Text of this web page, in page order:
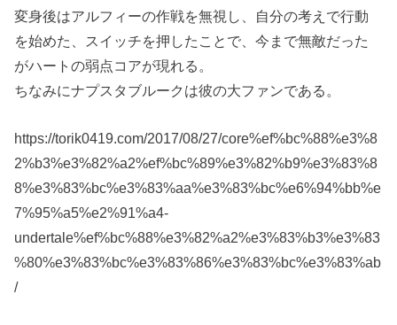
変身後はアルフィーの作戦を無視し、自分の考えで行動
を始めた、スイッチを押したことで、今まで無敵だった
がハートの弱点コアが現れる。
ちなみにナプスタブルークは彼の大ファンである。
https://torik0419.com/2017/08/27/core%ef%bc%88%e3%8
2%b3%e3%82%a2%ef%bc%89%e3%82%b9%e3%83%8
8%e3%83%bc%e3%83%aa%e3%83%bc%e6%94%bb%e
7%95%a5%e2%91%a4-
undertale%ef%bc%88%e3%82%a2%e3%83%b3%e3%83
%80%e3%83%bc%e3%83%86%e3%83%bc%e3%83%ab
/